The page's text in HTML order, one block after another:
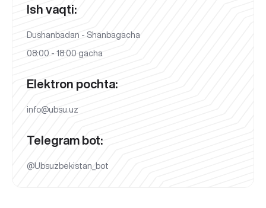
Ish vaqti:
Dushanbadan - Shanbagacha
08:00 - 18:00 gacha
Elektron pochta:
info@ubsu.uz
Telegram bot:
@Ubsuzbekistan_bot